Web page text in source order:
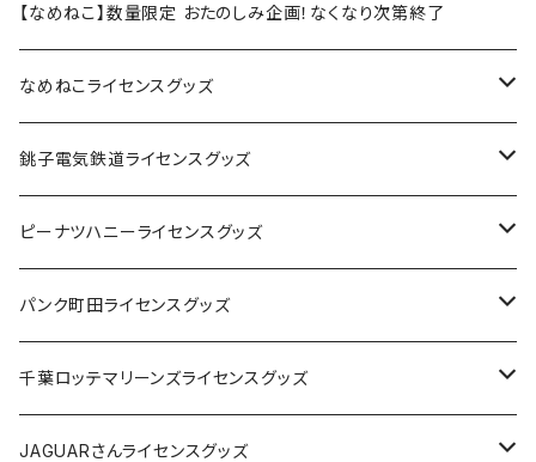
【なめねこ】数量限定 おたのしみ企画！なくなり次第終了
なめねこライセンスグッズ
Tシャツ
キャップ
ステッカー
缶バッジ
ホテルキーホルダー
銚子電気鉄道ライセンスグッズ
ステッカー
缶バッジ
アクリルキーホルダー
ホテルキーホルダー
ピーナツハニーライセンスグッズ
Tシャツ
キャップ
バッグ
パンク町田ライセンスグッズ
Tシャツ
キャップ
千葉ロッテマリーンズライセンスグッズ
ステッカー
JAGUARさんライセンスグッズ